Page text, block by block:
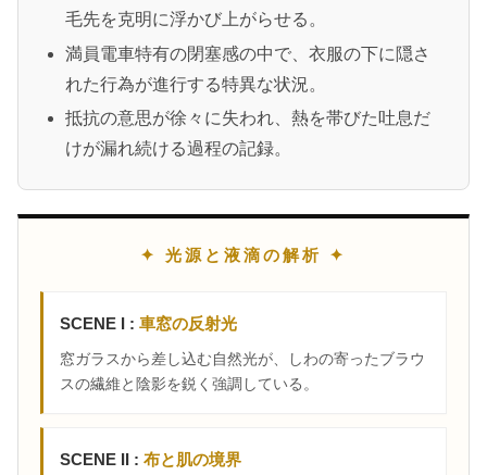
毛先を克明に浮かび上がらせる。
満員電車特有の閉塞感の中で、衣服の下に隠さ
れた行為が進行する特異な状況。
抵抗の意思が徐々に失われ、熱を帯びた吐息だ
けが漏れ続ける過程の記録。
✦ 光源と液滴の解析 ✦
SCENE I : 車窓の反射光
窓ガラスから差し込む自然光が、しわの寄ったブラウ
スの繊維と陰影を鋭く強調している。
SCENE II : 布と肌の境界